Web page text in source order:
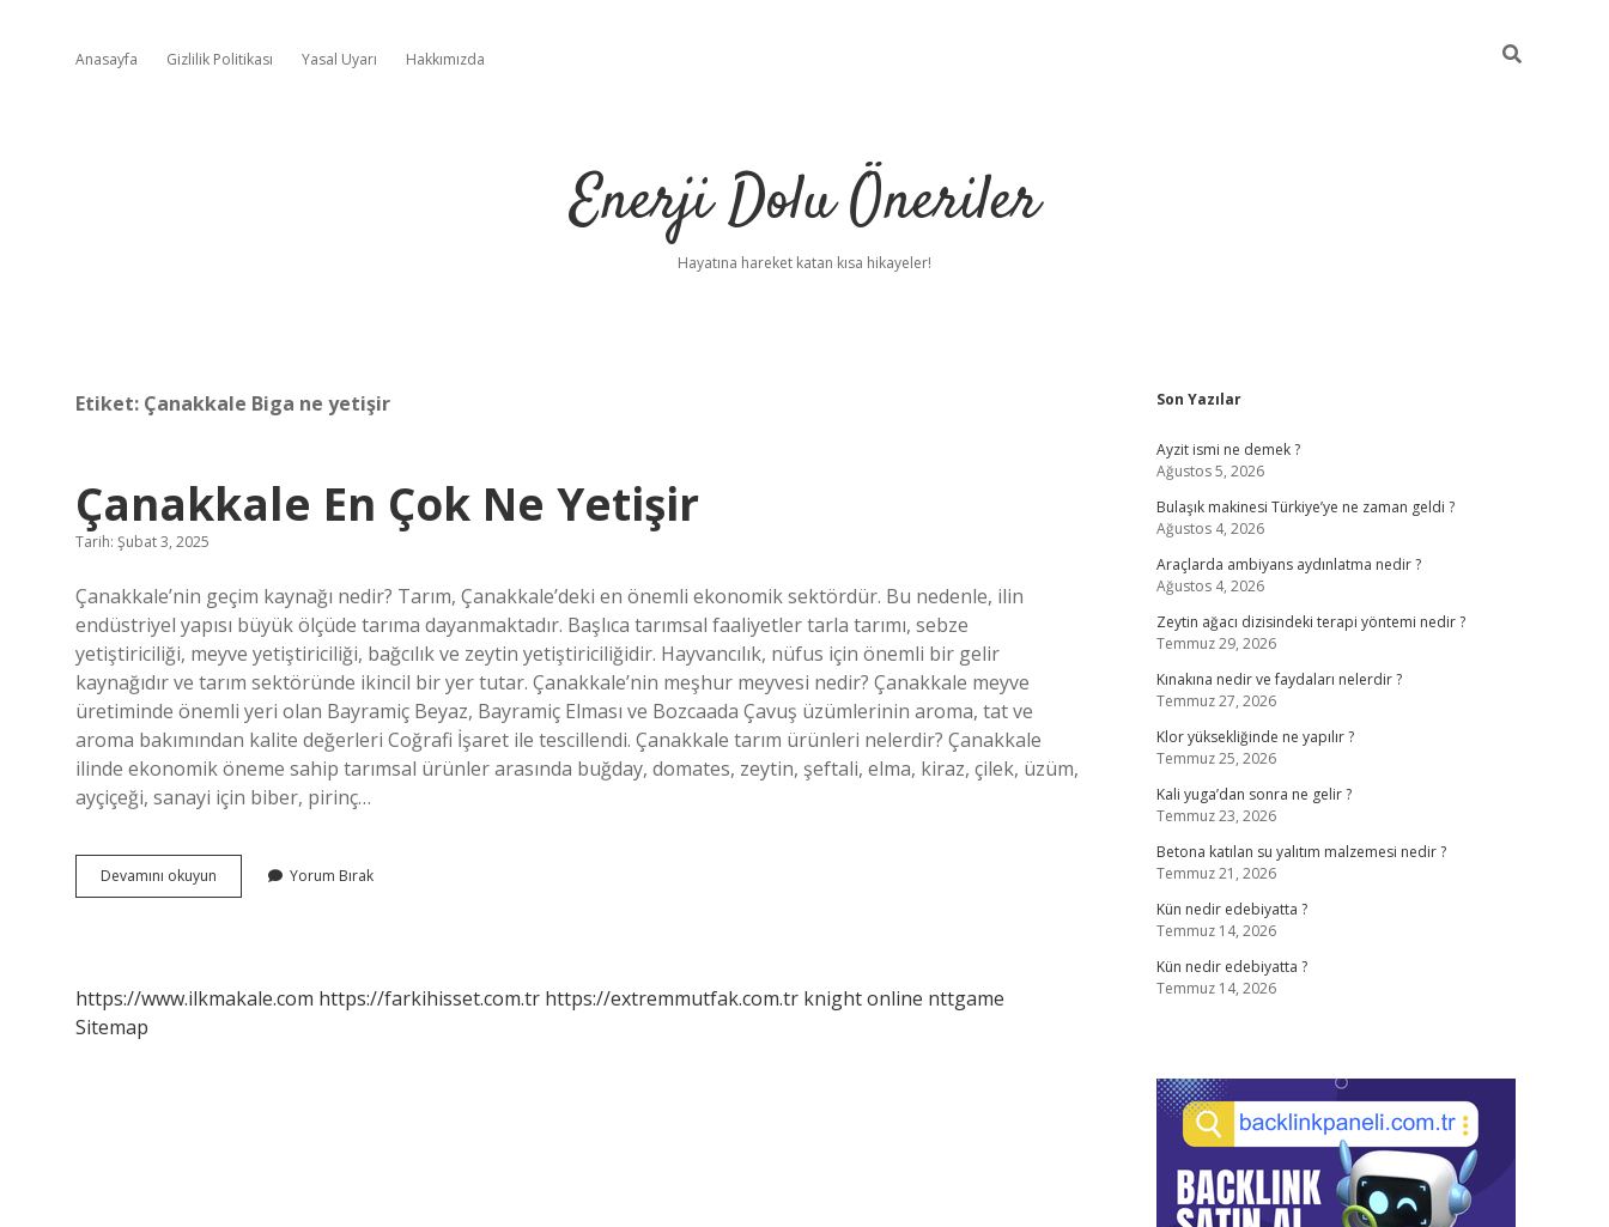
Anasayfa Gizlilik Politikası Yasal Uyarı Hakkımızda
Enerji Dolu Öneriler
Hayatına hareket katan kısa hikayeler!
Etiket: Çanakkale Biga ne yetişir
Çanakkale En Çok Ne Yetişir
Tarih: Şubat 3, 2025
Çanakkale’nin geçim kaynağı nedir? Tarım, Çanakkale’deki en önemli ekonomik sektördür. Bu nedenle, ilin
endüstriyel yapısı büyük ölçüde tarıma dayanmaktadır. Başlıca tarımsal faaliyetler tarla tarımı, sebze
yetiştiriciliği, meyve yetiştiriciliği, bağcılık ve zeytin yetiştiriciliğidir. Hayvancılık, nüfus için önemli bir gelir
kaynağıdır ve tarım sektöründe ikincil bir yer tutar. Çanakkale’nin meşhur meyvesi nedir? Çanakkale meyve
üretiminde önemli yeri olan Bayramiç Beyaz, Bayramiç Elması ve Bozcaada Çavuş üzümlerinin aroma, tat ve
aroma bakımından kalite değerleri Coğrafi İşaret ile tescillendi. Çanakkale tarım ürünleri nelerdir? Çanakkale
ilinde ekonomik öneme sahip tarımsal ürünler arasında buğday, domates, zeytin, şeftali, elma, kiraz, çilek, üzüm,
ayçiçeği, sanayi için biber, pirinç…
Devamını okuyun Çanakkale
En
Yorum Bırak
https://www.ilkmakale.com https://farkihisset.com.tr https://extremmutfak.com.tr knight online nttgame
Sitemap
Sidebar
Son Yazılar
Ayzit ismi ne demek ?
Ağustos 5, 2026
Bulaşık makinesi Türkiye’ye ne zaman geldi ?
Ağustos 4, 2026
Araçlarda ambiyans aydınlatma nedir ?
Ağustos 4, 2026
Zeytin ağacı dizisindeki terapi yöntemi nedir ?
Temmuz 29, 2026
Kınakına nedir ve faydaları nelerdir ?
Temmuz 27, 2026
Klor yüksekliğinde ne yapılır ?
Temmuz 25, 2026
Kali yuga’dan sonra ne gelir ?
Temmuz 23, 2026
Betona katılan su yalıtım malzemesi nedir ?
Temmuz 21, 2026
Kün nedir edebiyatta ?
Temmuz 14, 2026
Kün nedir edebiyatta ?
Temmuz 14, 2026